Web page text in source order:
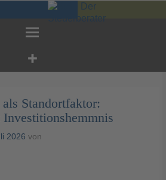
Standortfaktor:
2026 von